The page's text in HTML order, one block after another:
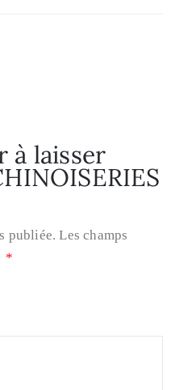
à laisser
publiée. Les champs
*